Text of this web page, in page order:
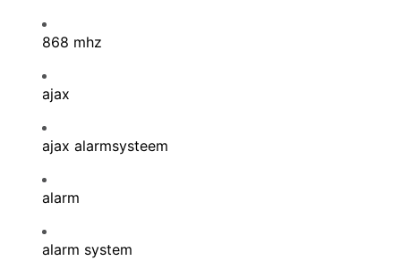
868 mhz
ajax
ajax alarmsysteem
alarm
alarm system